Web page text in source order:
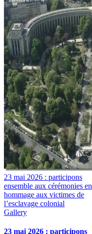
23 mai 2026 : participons
ensemble aux cérémonies en
hommage aux victimes de
l’esclavage colonial
Gallery
23 mai 2026 : participons